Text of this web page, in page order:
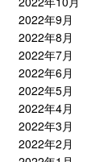
2022年9月
2022年8月
2022年7月
2022年6月
2022年5月
2022年4月
2022年3月
2022年2月